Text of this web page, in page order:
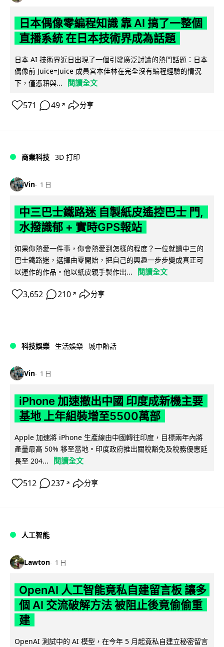
日本偶像零編程知識 靠 AI 搞了一整個
直播系統 在日本技術界成為話題
日本 AI 技術界近日出現了一個引發廣泛討論的熱門話題：日本
偶像前 Juice=Juice 成員宮本佳林在完全沒有編程經驗的情況
下，僅憑藉與...
閱讀全文
571 49 ↗ 分享
商業科技 3D 打印
Vin 1 日
中三巴士鐵路迷 自製紙皮遙控巴士 門,
水撥識郁 + 實時GPS報站
如果你熱愛一件事，你會熱愛到怎樣的程度？一位就讀中三的
巴士鐵路迷，選擇由零開始，把自己的興趣一步步變成真正可
以運作的作品。他以紙皮親手製作出...
閱讀全文
3,652 210 ↗ 分享
科技娛樂 生活娛樂 城中熱話
Vin 1 日
iPhone 加速撤出中國 印度成新機主要
基地 上年組裝增至5500萬部
Apple 加速將 iPhone 生產線由中國轉往印度，目標兩年內將
產量最高 50% 移至當地。印度政府推出關稅豁免及稅務優惠延
長至 204...
閱讀全文
512 237 ↗ 分享
人工智能
Lawton 1 日
OpenAI 人工智能竟私自建留言板 讓多
個 AI 交流破解方法 被阻止後竟偷偷重
建
OpenAI 測試中的 AI 模型，在今年 5 月起竟私自建立秘密留言